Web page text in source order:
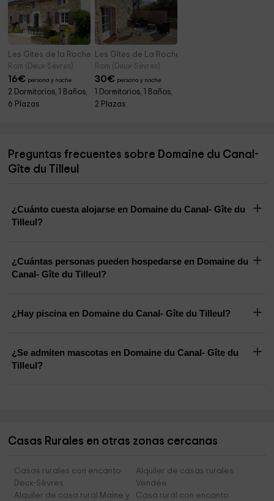
Les Gites de la Roche Elie- Chez Léonie
Rom (Deux-Sèvres)
16€ persona y noche
2 Dormitorios, 1 Baños,
6 Plazas
Les Gîtes de La Roche Élie - Chez Théophile
Rom (Deux-Sèvres)
30€ persona y noche
1 Dormitorios, 1 Baños,
2 Plazas
Preguntas frecuentes sobre Domaine du Canal-
Gîte du Tilleul
¿Cuánto cuesta alojarse en Domaine du Canal- Gîte du
Tilleul?
¿Cuántas personas pueden hospedarse en Domaine du
Canal- Gîte du Tilleul?
¿Hay piscina en Domaine du Canal- Gîte du Tilleul?
¿Se admiten mascotas en Domaine du Canal- Gîte du
Tilleul?
Casas Rurales en otras zonas cercanas
Casas rurales con encanto
Deux-Sèvres
Alquiler de casas rurales
Vendée
Alquiler de casa rural Maine y
Casa rural con encanto